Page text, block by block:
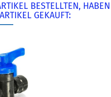
BESTELLTEN, HABEN
GEKAUFT: